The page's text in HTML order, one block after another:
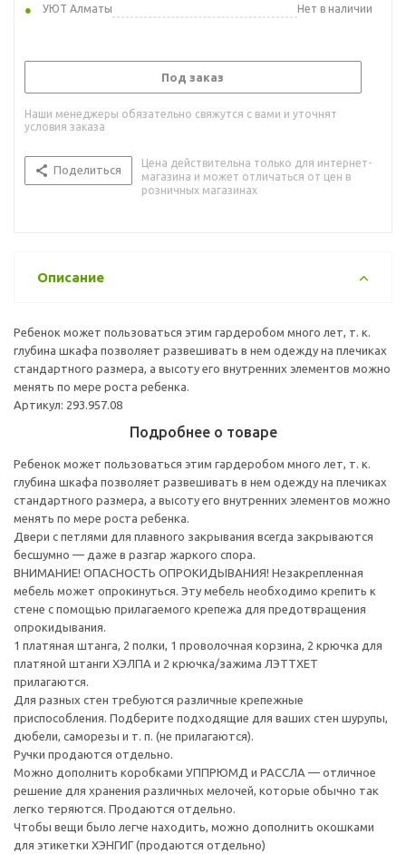
УЮТ Алматы
Нет в наличии
Под заказ
Наши менеджеры обязательно свяжутся с вами и уточнят
условия заказа
Поделиться
Цена действительна только для интернет-
магазина и может отличаться от цен в
розничных магазинах
Описание
Ребенок может пользоваться этим гардеробом много лет, т. к.
глубина шкафа позволяет развешивать в нем одежду на плечиках
стандартного размера, а высоту его внутренних элементов можно
менять по мере роста ребенка.
Артикул: 293.957.08
Подробнее о товаре
Ребенок может пользоваться этим гардеробом много лет, т. к.
глубина шкафа позволяет развешивать в нем одежду на плечиках
стандартного размера, а высоту его внутренних элементов можно
менять по мере роста ребенка.
Двери с петлями для плавного закрывания всегда закрываются
бесшумно — даже в разгар жаркого спора.
ВНИМАНИЕ! ОПАСНОСТЬ ОПРОКИДЫВАНИЯ! Незакрепленная
мебель может опрокинуться. Эту мебель необходимо крепить к
стене с помощью прилагаемого крепежа для предотвращения
опрокидывания.
1 платяная штанга, 2 полки, 1 проволочная корзина, 2 крючка для
платяной штанги ХЭЛПА и 2 крючка/зажима ЛЭТТХЕТ
прилагаются.
Для разных стен требуются различные крепежные
приспособления. Подберите подходящие для ваших стен шурупы,
дюбели, саморезы и т. п. (не прилагаются).
Ручки продаются отдельно.
Можно дополнить коробками УППРЮМД и РАССЛА — отличное
решение для хранения различных мелочей, которые обычно так
легко теряются. Продаются отдельно.
Чтобы вещи было легче находить, можно дополнить окошками
для этикетки ХЭНГИГ (продаются отдельно)